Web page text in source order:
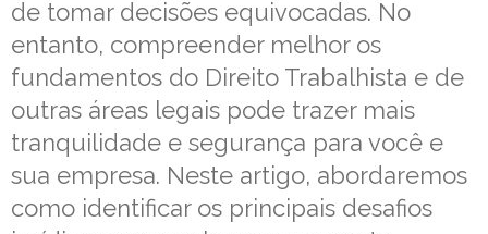
de tomar decisões equivocadas. No
entanto, compreender melhor os
fundamentos do Direito Trabalhista e de
outras áreas legais pode trazer mais
tranquilidade e segurança para você e
sua empresa. Neste artigo, abordaremos
como identificar os principais desafios